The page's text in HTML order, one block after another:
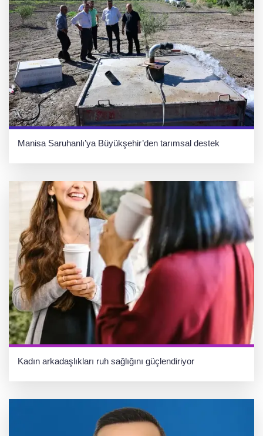
Manisa Saruhanlı’ya Büyükşehir’den tarımsal destek
Kadın arkadaşlıkları ruh sağlığını güçlendiriyor